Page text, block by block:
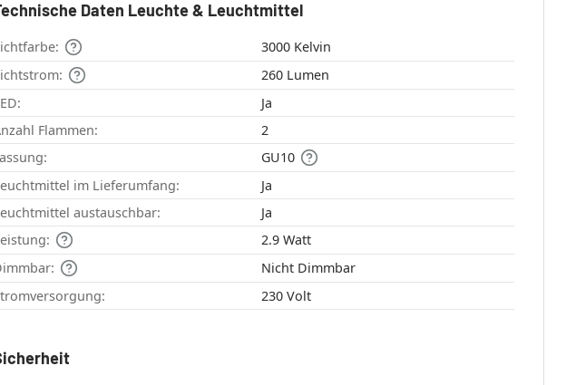
Daten Leuchte & Leuchtmittel
3000 Kelvin
260 Lumen
Ja
Flammen:
2
GU10
im Lieferumfang:
Ja
austauschbar:
Ja
2.9 Watt
Nicht Dimmbar
230 Volt